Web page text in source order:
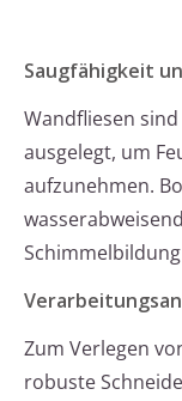
Saugfähigkeit
Wandfliesen
ausgelegt, um
aufzunehmen.
Zum Verlegen
robuste